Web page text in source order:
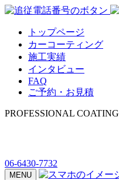
トップページ
カーコーティング
施工実績
インタビュー
FAQ
ご予約・お見積
PROFESSIONAL COATING
06-6430-7732
MENU